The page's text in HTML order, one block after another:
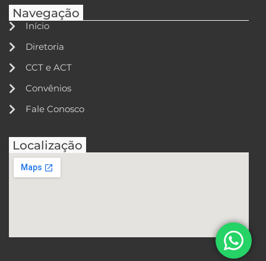
Navegação
Início
Diretoria
CCT e ACT
Convênios
Fale Conosco
Localização